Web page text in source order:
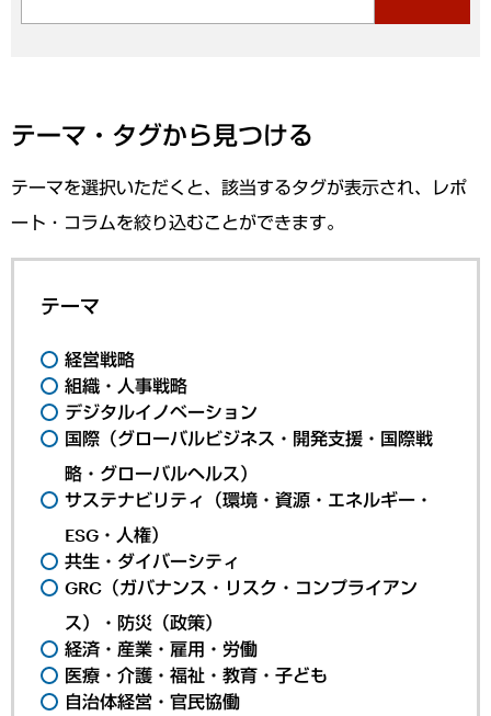
テーマ・タグから見つける
テーマを選択いただくと、該当するタグが表示され、レポ
ート・コラムを絞り込むことができます。
テーマ
経営戦略
組織・人事戦略
デジタルイノベーション
国際（グローバルビジネス・開発支援・国際戦
略・グローバルヘルス）
サステナビリティ（環境・資源・エネルギー・
ESG・人権）
共生・ダイバーシティ
GRC（ガバナンス・リスク・コンプライアン
ス）・防災（政策）
経済・産業・雇用・労働
医療・介護・福祉・教育・子ども
自治体経営・官民協働